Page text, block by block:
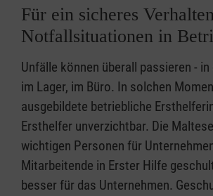
Für ein sicheres
Notfallsituationen in
Unfälle können überall passieren -
im Lager, im Büro. In solchen
ausgebildete betriebliche
Ersthelfer unverzichtbar. Die
wichtigen Personen für
Mitarbeitende in Erster Hilfe
besser für das Unternehmen.